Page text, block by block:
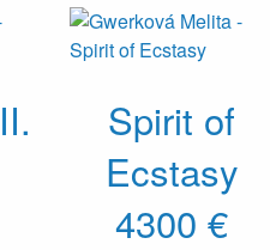
Spirit of
Ecstasy
4300 €